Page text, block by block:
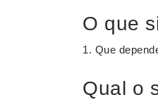
O que
1. Que
Qual o